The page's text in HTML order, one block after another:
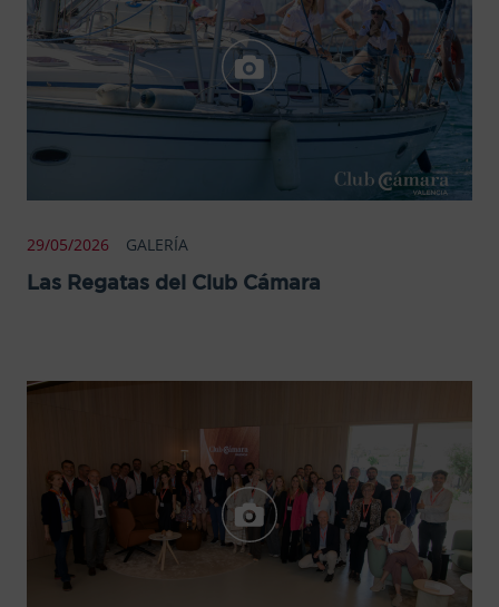
29/05/2026 GALERÍA
Las Regatas del Club Cámara